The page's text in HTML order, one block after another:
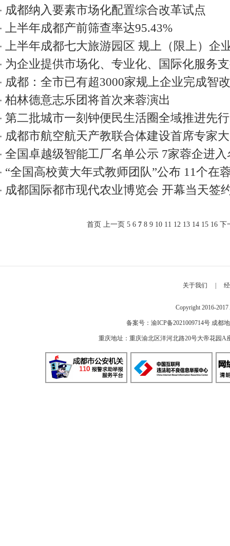
成都纳入要素市场化配置综合改革试点
上半年成都产前筛查率达95.43%
上半年成都七大旅游园区 规上（限上）企
元
为企业提供市场化、专业化、国际化服务
业“走出去”专业服务联盟成立
成都：全市已有超3000家规上企业完成智
柏林德意志乐团将首次来蓉演出
第二批城市一刻钟便民生活圈全域推进先
布 成都入选
成都市航空航天产教联合体建设首席专家
全国卓越级智能工厂名单公示 7家蓉企进入
“全国高校黄大年式教师团队”公布 11个在
成都国际都市现代农业博览会 开幕当天签
首页 上一页 5 6 7 8 9 10 11 12 13 14 15 16 下
关于我们
Copyright 2016-
备案号： 渝ICP备2021009714号 成都
重庆地址：重庆渝北区洋河北路20号大帝花园A